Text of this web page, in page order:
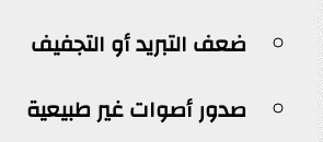
ضعف التبريد أو التجفيف
صدور أصوات غير طبيعية